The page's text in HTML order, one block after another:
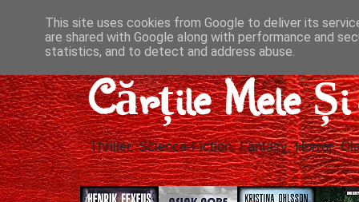
Cărțile Mele
Thriller, Science-Fiction, Fantasy, Horror,
This site uses cookies from Google to deliver its
are shared with Google along with performance and
statistics, and to detect and address abuse.